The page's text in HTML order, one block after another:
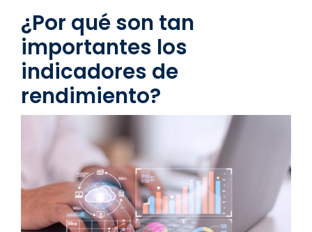
¿Por qué son tan
importantes los
indicadores de
rendimiento?